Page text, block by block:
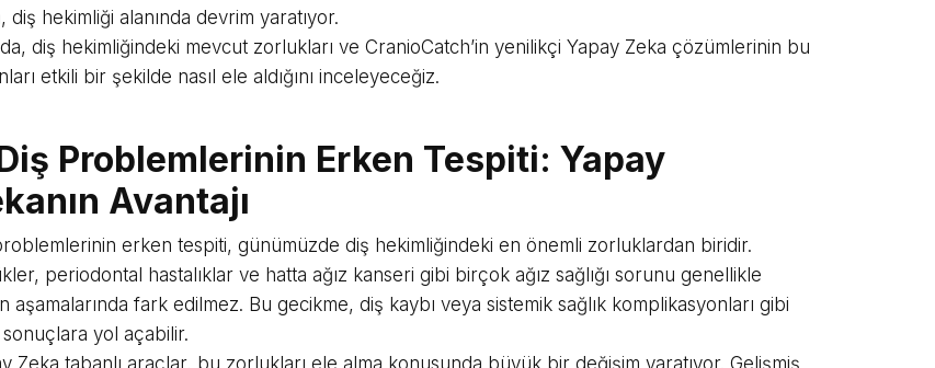
diş hekimliği alanında devrim yaratıyor.
diş hekimliğindeki mevcut zorlukları ve CranioCatch’in yenilikçi Yapay Zeka çözümlerinin bu
etkili bir şekilde nasıl ele aldığını inceleyeceğiz.
Problemlerinin Erken Tespiti: Yapay
Avantajı
erken tespiti, günümüzde diş hekimliğindeki en önemli zorluklardan biridir.
periodontal hastalıklar ve hatta ağız kanseri gibi birçok ağız sağlığı sorunu genellikle
aşamalarında fark edilmez. Bu gecikme, diş kaybı veya sistemik sağlık komplikasyonları gibi
yol açabilir.
Zeka tabanlı araçlar, bu zorlukları ele alma konusunda büyük bir değişim yaratıyor. Gelişmiş